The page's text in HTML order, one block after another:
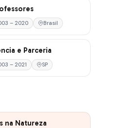
– 2020 Brasil
e Parceria
– 2021 SP
na Natureza